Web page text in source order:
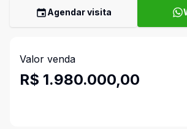
Agendar visita
Valor venda
R$ 1.980.000,00